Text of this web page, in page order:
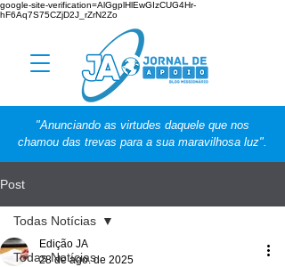
google-site-verification=AlGgplHlEwGIzCUG4Hr-
hF6Aq7S75CZjD2J_rZrN2Zo
"Anunciando as virtudes daquele que nos
chamou das trevas para a sua maravilhosa luz".
Post
Todas Notícias
Todas Notícias
Edição JA
28 de ago. de 2025